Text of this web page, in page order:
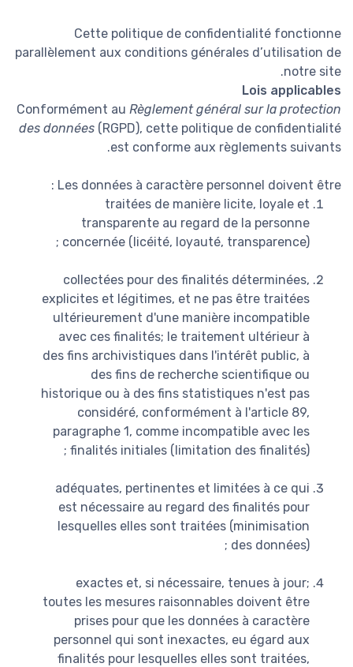
Cette politique de confidentialité fonctionne
parallèlement aux conditions générales d’utilisation de
notre site.
Lois applicables
Conformément au Règlement général sur la protection
des données (RGPD), cette politique de confidentialité
est conforme aux règlements suivants.
Les données à caractère personnel doivent être :
traitées de manière licite, loyale et
transparente au regard de la personne
concernée (licéité, loyauté, transparence) ;
collectées pour des finalités déterminées,
explicites et légitimes, et ne pas être traitées
ultérieurement d'une manière incompatible
avec ces finalités; le traitement ultérieur à
des fins archivistiques dans l'intérêt public, à
des fins de recherche scientifique ou
historique ou à des fins statistiques n'est pas
considéré, conformément à l'article 89,
paragraphe 1, comme incompatible avec les
finalités initiales (limitation des finalités) ;
adéquates, pertinentes et limitées à ce qui
est nécessaire au regard des finalités pour
lesquelles elles sont traitées (minimisation
des données) ;
exactes et, si nécessaire, tenues à jour;
toutes les mesures raisonnables doivent être
prises pour que les données à caractère
personnel qui sont inexactes, eu égard aux
finalités pour lesquelles elles sont traitées,